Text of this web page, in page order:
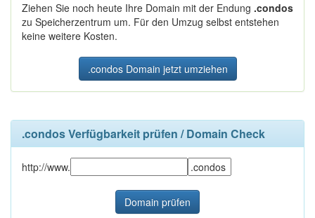
Ziehen Sie noch heute Ihre Domain mit der Endung .condos
zu Speicherzentrum um. Für den Umzug selbst entstehen
keine weitere Kosten.
.condos Domain jetzt umziehen
.condos Verfügbarkeit prüfen / Domain Check
http://www.